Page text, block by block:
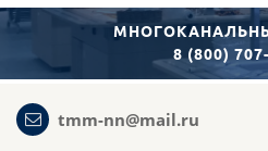
8 (800)
tmm-nn@mail.ru